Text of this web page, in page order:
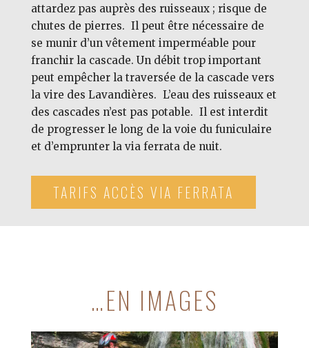
attardez pas auprès des ruisseaux ; risque de
chutes de pierres. Il peut être nécessaire de
se munir d’un vêtement imperméable pour
franchir la cascade. Un débit trop important
peut empêcher la traversée de la cascade vers
la vire des Lavandières. L’eau des ruisseaux et
des cascades n’est pas potable. Il est interdit
de progresser le long de la voie du funiculaire
et d’emprunter la via ferrata de nuit.
TARIFS ACCÈS VIA FERRATA
…EN IMAGES